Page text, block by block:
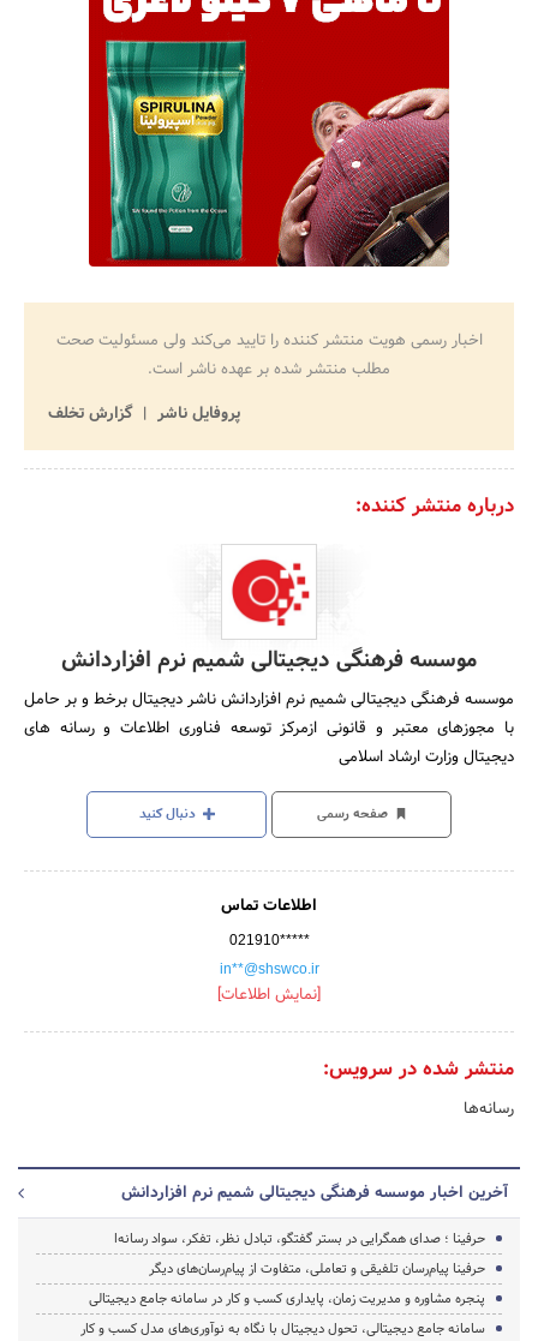
اخبار رسمی هویت منتشر کننده را تایید می‌کند ولی مسئولیت صحت
مطلب منتشر شده بر عهده ناشر است.
پروفایل ناشر
گزارش تخلف
درباره منتشر کننده:
موسسه فرهنگی دیجیتالی شمیم نرم افزاردانش
موسسه فرهنگی دیجیتالی شمیم نرم افزاردانش ناشر دیجیتال برخط و بر حامل
با مجوزهای معتبر و قانونی ازمرکز توسعه فناوری اطلاعات و رسانه های
دیجیتال وزارت ارشاد اسلامی
صفحه رسمی دنبال کنید
اطلاعات تماس
021910*****
in**@shswco.ir
[نمایش اطلاعات]
منتشر شده در سرویس:
رسانه‌ها
آخرین اخبار موسسه فرهنگی دیجیتالی شمیم نرم افزاردانش
حرفینا ؛ صدای همگرایی در بستر گفتگو، تبادل نظر، تفکر، سواد رسانه‌ا
حرفینا پیام‌رسان تلفیقی و تعاملی، متفاوت از پیام‌رسان‌های دیگر
پنجره مشاوره و مدیریت زمان، پایداری کسب و کار در سامانه جامع دیجیتالی
سامانه جامع دیجیتالی، تحول دیجیتال با نگاه به نو‌آوری‌های مدل کسب و کار